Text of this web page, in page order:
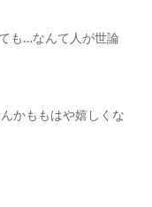
も…なんて人が世論
かも もはや嬉しくな